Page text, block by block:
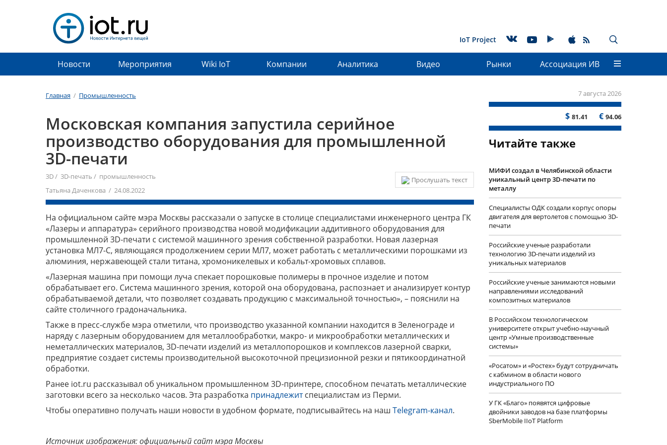
IoT Project
Новости Мероприятия Wiki IoT Компании Аналитика Видео Рынки Ассоциация ИВ
Главная / Промышленность 7 августа 2026
$ 81.41 € 94.06
Московская компания запустила серийное
производство оборудования для промышленной
3D-печати
Прослушать текст
3D/ 3D-печать / промышленность
Татьяна Даченкова / 24.08.2022
На официальном сайте мэра Москвы рассказали о запуске в столице специалистами инженерного центра ГК
«Лазеры и аппаратура» серийного производства новой модификации аддитивного оборудования для
промышленной 3D-печати с системой машинного зрения собственной разработки. Новая лазерная
установка МЛ7-С, являющаяся продолжением серии МЛ7, может работать с металлическими порошками из
алюминия, нержавеющей стали титана, хромоникелевых и кобальт-хромовых сплавов.
«Лазерная машина при помощи луча спекает порошковые полимеры в прочное изделие и потом
обрабатывает его. Система машинного зрения, которой она оборудована, распознает и анализирует контур
обрабатываемой детали, что позволяет создавать продукцию с максимальной точностью», – пояснили на
сайте столичного градоначальника.
Также в пресс-службе мэра отметили, что производство указанной компании находится в Зеленограде и
наряду с лазерным оборудованием для металлообработки, макро- и микрообработки металлических и
неметаллических материалов, 3D-печати изделий из металлопорошков и комплексов лазерной сварки,
предприятие создает системы производительной высокоточной прецизионной резки и пятикоординатной
обработки.
Ранее iot.ru рассказывал об уникальном промышленном 3D-принтере, способном печатать металлические
заготовки всего за несколько часов. Эта разработка принадлежитспециалистам из Перми.
Чтобы оперативно получать наши новости в удобном формате, подписывайтесь на наш Telegram-канал.
Источник изображения: официальный сайт мэра Москвы
Читайте также
МИФИ создал в Челябинской области
уникальный центр 3D-печати по
металлу
Специалисты ОДК создали корпус опоры
двигателя для вертолетов с помощью 3D-
печати
Российские ученые разработали
технологию 3D-печати изделий из
уникальных материалов
Российские ученые занимаются новыми
направлениями исследований
композитных материалов
В Российском технологическом
университете открыт учебно-научный
центр «Умные производственные
системы»
«Росатом» и «Ростех» будут сотрудничать
с кабмином в области нового
индустриального ПО
У ГК «Благо» появятся цифровые
двойники заводов на базе платформы
SberMobile IIoT Platform